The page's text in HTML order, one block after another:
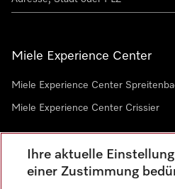
Miele Experience Center
Miele Experience Center
Miele Experience Center Crissier
Newsletter
Ihre aktuelle
einer Zustimmung